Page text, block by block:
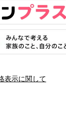
表示に関して